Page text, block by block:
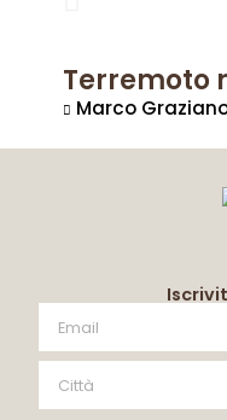
Terremoto
Marco